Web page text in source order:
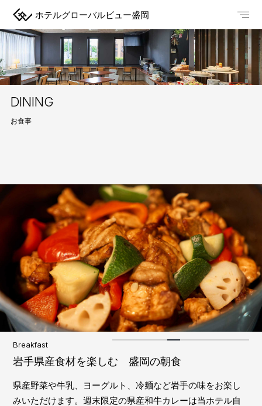
ホテルグローバルビュー盛岡
DINING
お食事
Breakfast
岩手県産食材を楽しむ 盛岡の朝食
県産野菜や牛乳、ヨーグルト、冷麺など岩手の味をお楽し
みいただけます。週末限定の県産和牛カレーは当ホテル自